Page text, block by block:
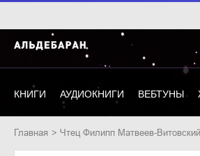
КНИГИ АУДИОКНИГИ ВЕБТУНЫ
Главная Чтец Филипп Матвеев-Витовский